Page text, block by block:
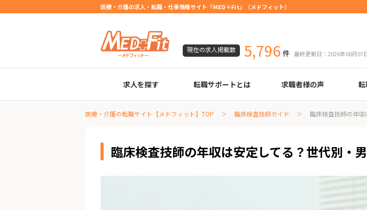
医療・介護の求人・転職・仕事情報サイト『MED＋Fit』（メドフィット）
現在の求人掲載数 5,796 件 最終更新日：2026年08月07
求人を探す
臨床検査技師
診療放射線技師
臨床工学技士
医療事務
調剤薬局事務
理学療法士
作業療法士
言語聴覚士
機能訓練指導員
視能訓練士
看護師
薬剤師
転職サポートとは 求職者様の声
臨床検査技師
診療放射線技師
臨床工学技士
医療事務
調剤薬局事務
理学療法士
作業療法士
言語聴覚士
機能訓練指導員
視能訓練士
看護師
薬剤師 履歴
職務
面接
面接
転職
年齢
給与
医療・介護の転職サイト【メドフィット】TOP 臨床検査技師ガイド 臨床検査技師の年
臨床検査技師の年収は安定してる？世代別・